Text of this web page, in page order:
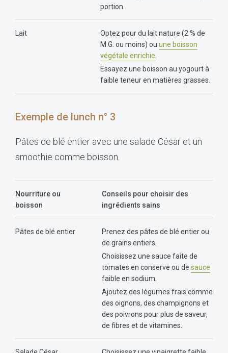
portion.
Lait
Optez pour du lait nature (2 % de
M.G. ou moins) ou une boisson
végétale enrichie
Essayez une boisson au yogourt à
faible teneur en matières grasses.
Exemple de lunch n° 3
Pâtes de blé entier avec une salade César et un
smoothie comme boisson.
Nourriture ou
boisson
Conseils pour choisir des
ingrédients sains
Pâtes de blé entier
Prenez des pâtes de blé entier ou
de grains entiers.
Choisissez une sauce faite de
tomates en conserve ou de sauce
faible en sodium.
Ajoutez des légumes frais comme
des oignons, des champignons et
des poivrons pour plus de saveur,
de fibres et de vitamines.